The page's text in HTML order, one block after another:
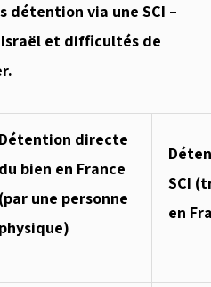
détention via une SCI –
et difficultés de
Détention directe
du bien en France
(par une personne
physique)
SCI
en